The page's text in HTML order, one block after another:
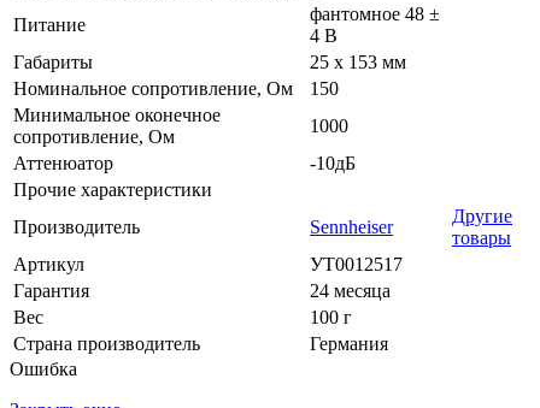
Питание
фантомное 48 ±
4 В
Габариты
25 х 153 мм
Номинальное сопротивление, Ом
150
Минимальное оконечное
сопротивление, Ом
1000
Аттенюатор
-10дБ
Прочие характеристики
Производитель
Sennheiser
Другие
товары
Артикул
УТ0012517
Гарантия
24 месяца
Вес
100 г
Страна производитель
Германия
Ошибка